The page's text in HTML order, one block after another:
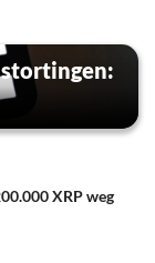
XRP weg